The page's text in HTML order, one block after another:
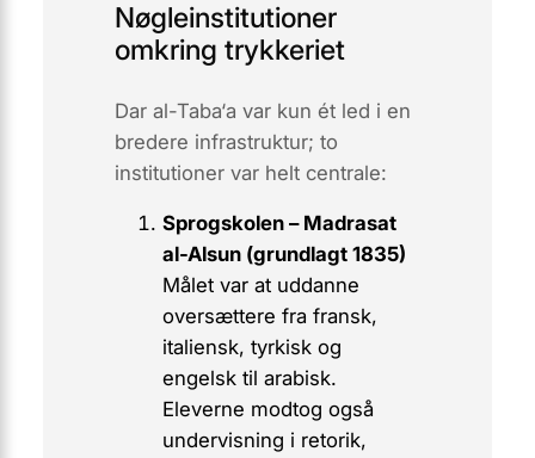
Nøgleinstitutioner
omkring trykkeriet
Dar al-Taba‘a var kun ét led i en
bredere infrastruktur; to
institutioner var helt centrale:
Sprogskolen – Madrasat
al-Alsun (grundlagt 1835)
Målet var at uddanne
oversættere fra fransk,
italiensk, tyrkisk og
engelsk til arabisk.
Eleverne modtog også
undervisning i retorik,